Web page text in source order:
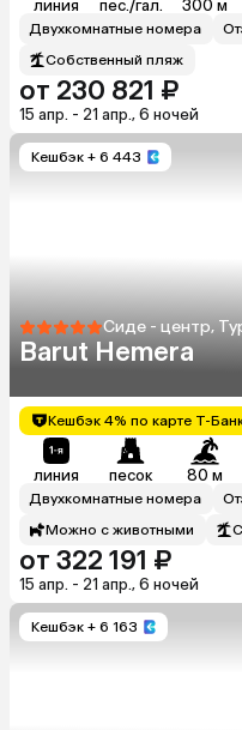
линия пес./гал. 300 м
Двухкомнатные номера
Собственный пляж
от 230 821 ₽
15 апр. - 21 апр., 6 ночей
Кешбэк + 6 443
Сиде - центр,
Barut Hemera
Кешбэк 4% по карте Т-
линия песок 80 м
Двухкомнатные номера
Можно с животными
от 322 191 ₽
15 апр. - 21 апр., 6 ночей
Кешбэк + 6 163